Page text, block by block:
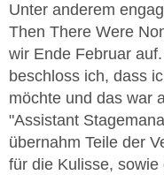
Unter anderem
Then There Were
wir Ende Februar
beschloss ich, dass
möchte und das war
"Assistant
übernahm Teile der
für die Kulisse,